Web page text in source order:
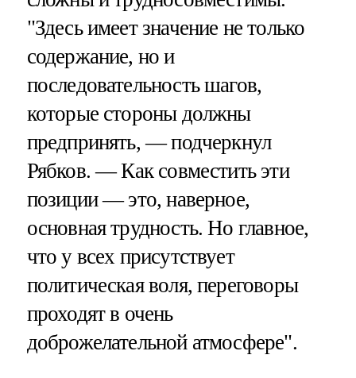
"Здесь имеет значение не только
содержание, но и
последовательность шагов,
которые стороны должны
предпринять, — подчеркнул
Рябков. — Как совместить эти
позиции — это, наверное,
основная трудность. Но главное,
что у всех присутствует
политическая воля, переговоры
проходят в очень
доброжелательной атмосфере".